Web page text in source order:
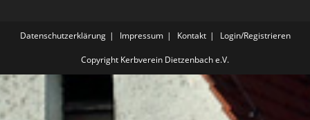
Datenschutzerklärung Impressum Kontakt Login/Registrieren
Copyright Kerbverein Dietzenbach e.V.